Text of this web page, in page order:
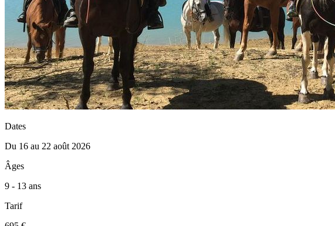
Dates
Du 16 au 22 août 2026
Âges
9 - 13 ans
Tarif